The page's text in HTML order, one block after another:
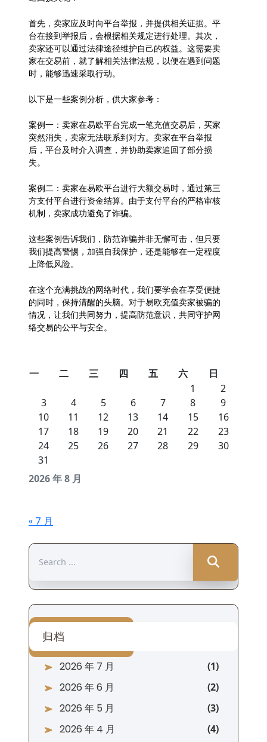
首先，卖家应及时向平台举报，并提供相关证据。平
台在接到举报后，会根据相关规定进行处理。其次，
卖家还可以通过法律途径维护自己的权益。这需要卖
家在交易前，就了解相关法律法规，以便在遇到问题
时，能够迅速采取行动。
以下是一些案例分析，供大家参考：
案例一：卖家在易欧平台完成一笔充值交易后，买家
突然消失，卖家无法联系到对方。卖家在平台举报
后，平台及时介入调查，并协助卖家追回了部分损
失。
案例二：卖家在易欧平台进行大额交易时，通过第三
方支付平台进行资金结算。由于支付平台的严格审核
机制，卖家成功避免了诈骗。
这些案例告诉我们，防范诈骗并非无懈可击，但只要
我们提高警惕，加强自我保护，还是能够在一定程度
上降低风险。
在这个充满挑战的网络时代，我们要学会在享受便捷
的同时，保持清醒的头脑。对于易欧充值卖家被骗的
情况，让我们共同努力，提高防范意识，共同守护网
络交易的公平与安全。
2026 年 8 月
一 二 三 四 五 六
日
1
2
3
4 5 6 7 8
9
10
11 12 13 14 15
16
17
18 19 20 21 22
23
24
25 26 27 28 29
30
31
« 7 月
for:
归档
2026 年 7 月
2026 年 6 月
2026 年 5 月
2026 年 4 月